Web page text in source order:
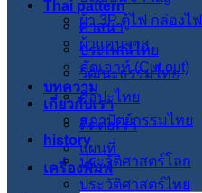
ผ้า 3P ตู้ไฟ กล่องไฟ
ผ้าแคนวาส
คัตเอาท์ (Cut out)
บทความ
เกี่ยวกับเรา
ติดต่อเรา
แผนที่
เครื่องพิมพ์
Thai pattern
ศาสนา
ประเพณีไทย
วัฒนะธรรมไทย
ศิลปะไทย
สภาปัตย์กรรมไทย
history
ประวัติศาสตร์โลก
ประวัติศาสตร์ไทย